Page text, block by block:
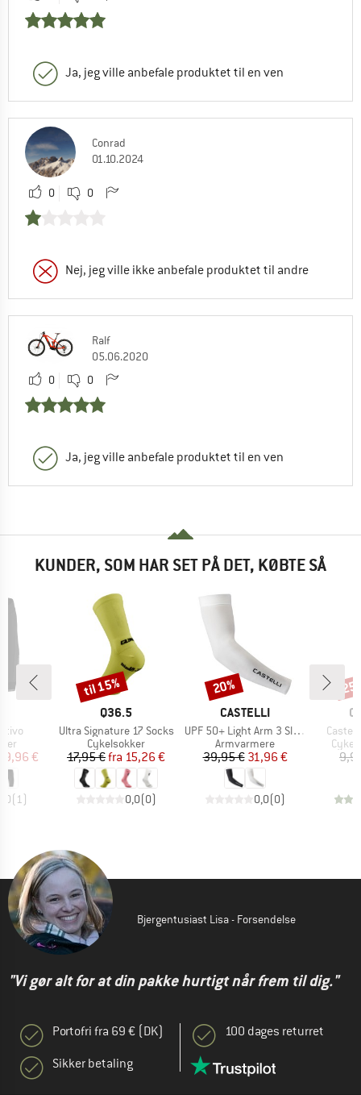
Ja, jeg ville anbefale produktet til en ven
Conrad
01.10.2024
0 0
Nej, jeg ville ikke anbefale produktet til andre
Ralf
05.06.2020
0
0
Ja, jeg ville anbefale produktet til en ven
KUNDER, SOM HAR SET PÅ DET, KØBTE SÅ
pris
€
(1)
MÆRKE
Q36.5
Artikel
Ultra Signature 17 Socks
Produktgruppe
Cykelsokker
Pris
17,95 € Nedsat pris
fra 15,26 €
0,0(0)
Rabat
til 15%
MÆRKE
CASTELLI
Artikel
UPF 50+ Light Arm 3 Sleeves
Produktgruppe
Armvarmere
Pris
39,95 €Nedsat pris
31,96 €
0,0(0)
Rabat
20%
Artikel
Bjergentusiast Lisa - Forsendelse
"Vi gør alt for at din pakke hurtigt når frem til dig."
Portofri fra 69 € (DK)
Sikker betaling
100 dages returret